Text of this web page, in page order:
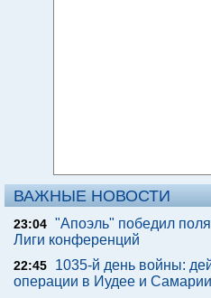
ВАЖНЫЕ НОВОСТИ
23:04 "Апоэль" победил
Лиги конференций
22:45
1035-й день войны:
операции в Иудее и Самарии